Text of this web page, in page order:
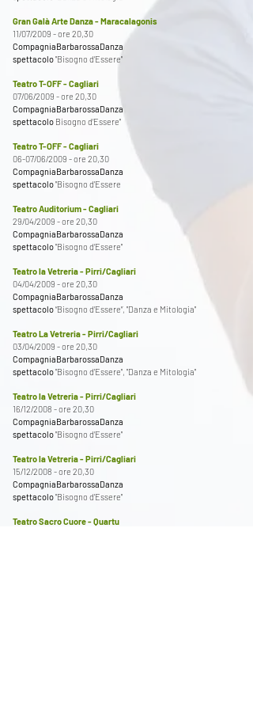
Gran Galà Arte Danza - Maracalagonis
11/07/2009 - ore 20,30
CompagniaBarbarossaDanza
spettacolo"Bisogno d’Essere"
Teatro T-OFF - Cagliari
07/06/2009 - ore 20,30
CompagniaBarbarossaDanza
spettacolo Bisogno d’Essere"
Teatro T-OFF - Cagliari
06-07/06/2009 - ore 20,30
CompagniaBarbarossaDanza
spettacolo"Bisogno d'Essere
Teatro Auditorium - Cagliari
29/04/2009 - ore 20,30
CompagniaBarbarossaDanza
spettacolo"Bisogno d’Essere"
Teatro la Vetreria - Pirri/Cagliari
04/04/2009 - ore 20,30
CompagniaBarbarossaDanza
spettacolo“Bisogno d’Essere”, "Danza e Mitologia"
Teatro La Vetreria - Pirri/Cagliari
03/04/2009 - ore 20,30
CompagniaBarbarossaDanza
spettacolo"Bisogno d'Essere", "Danza e Mitologia"
Teatro la Vetreria - Pirri/Cagliari
16/12/2008 - ore 20,30
CompagniaBarbarossaDanza
spettacolo"Bisogno d’Essere"
Teatro la Vetreria - Pirri/Cagliari
15/12/2008 - ore 20,30
CompagniaBarbarossaDanza
spettacolo"Bisogno d'Essere"
Teatro Sacro Cuore - Quartu